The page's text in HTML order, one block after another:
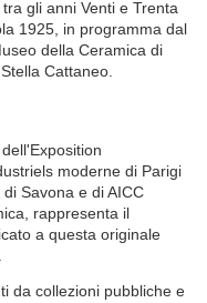
gli anni Venti e Trenta
1925, in programma dal
della Ceramica di
Cattaneo.
moderne di Parigi
Savona e di AICC
rappresenta il
a questa originale
da collezioni pubbliche e